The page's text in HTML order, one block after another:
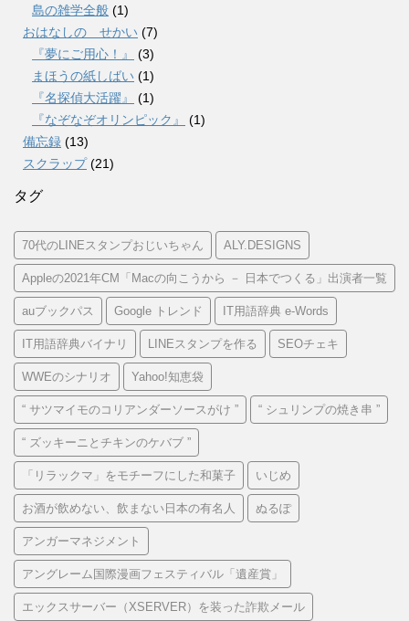
島の雑学全般 (1)
おはなしの せかい (7)
『夢にご用心！』
(3)
まほうの紙しばい (1)
『名探偵大活躍』
(1)
『なぞなぞオリンピック』
(1)
備忘録 (13)
スクラップ(21)
タグ
70代のLINEスタンプおじいちゃん ALY.DESIGNS
Appleの2021年CM「Macの向こうから － 日本でつくる」出演者一覧
auブックパス Google トレンド IT用語辞典 e-Words
IT用語辞典バイナリ LINEスタンプを作る SEOチェキ
WWEのシナリオ Yahoo!知恵袋
“ サツマイモのコリアンダーソースがけ ” “ シュリンプの焼き串 ”
“ ズッキーニとチキンのケバブ ”
「リラックマ」をモチーフにした和菓子 いじめ
お酒が飲めない、飲まない日本の有名人 ぬるぽ
アンガーマネジメント
アングレーム国際漫画フェスティバル「遺産賞」
エックスサーバー（XSERVER）を装った詐欺メール